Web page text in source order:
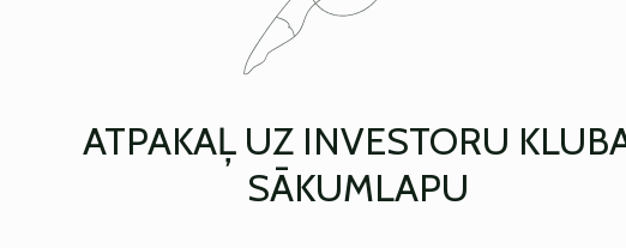
ATPAKAĻ UZ INVESTORU
SĀKUMLAPU